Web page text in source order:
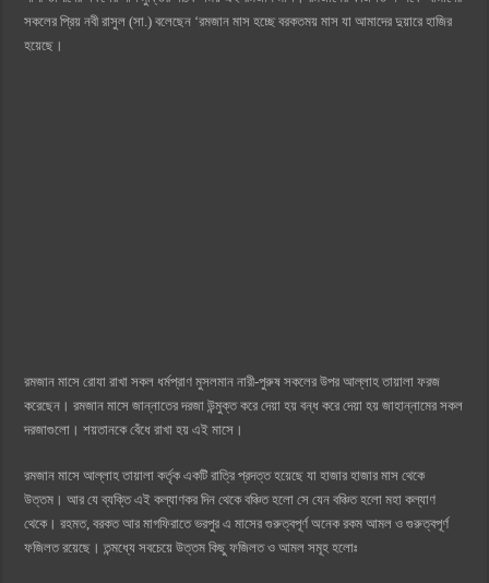
জেনে নিন, বর্তমানে মোবাইল ঘড়ি দাম কত ২০২৫
সকলের প্রিয় নবী রাসুল (সা.) বলেছেন ‘রমজান মাস হচ্ছে বরকতময় মাস যা আমাদের দুয়ারে হাজির
হয়েছে।
রমজান মাসে রোযা রাখা সকল ধর্মপ্রাণ মুসলমান নারী-পুরুষ সকলের উপর আল্লাহ তায়ালা ফরজ
করেছেন। রমজান মাসে জান্নাতের দরজা উন্মুক্ত করে দেয়া হয় বন্ধ করে দেয়া হয় জাহান্নামের সকল
দরজাগুলো। শয়তানকে বেঁধে রাখা হয় এই মাসে।
রমজান মাসে আল্লাহ তায়ালা কর্তৃক একটি রাত্রি প্রদত্ত হয়েছে যা হাজার হাজার মাস থেকে
উত্তম। আর যে ব্যক্তি এই কল্যাণকর দিন থেকে বঞ্চিত হলো সে যেন বঞ্চিত হলো মহা কল্যাণ
থেকে। রহমত, বরকত আর মাগফিরাতে ভরপুর এ মাসের গুরুত্বপূর্ণ অনেক রকম আমল ও গুরুত্বপূর্ণ
ফজিলত রয়েছে। তন্মধ্যে সবচেয়ে উত্তম কিছু ফজিলত ও আমল সমূহ হলোঃ